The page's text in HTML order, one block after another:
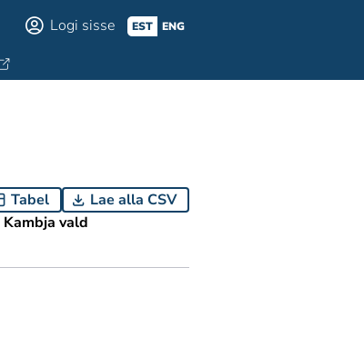
Logi sisse EST ENG
Tabel
Lae alla CSV
Kambja vald